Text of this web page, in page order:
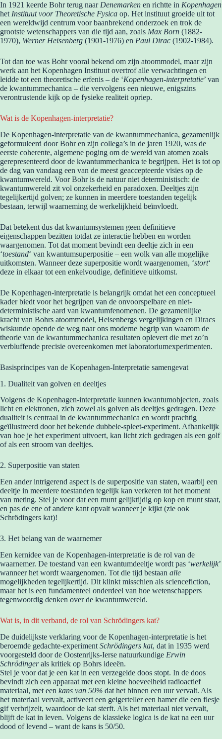
In 1921 keerde Bohr terug naar Denemarken en richtte in Kopenhagen
het Instituut voor Theoretische Fysica op. Het instituut groeide uit tot
een wereldwijd centrum voor baanbrekend onderzoek en trok de
grootste wetenschappers van die tijd aan, zoals Max Born (1882-
1970), Werner Heisenberg (1901-1976) en Paul Dirac (1902-1984).
Tot dan toe was Bohr vooral bekend om zijn atoommodel, maar zijn
werk aan het Kopenhagen Instituut overtrof alle verwachtingen en
leidde tot een theoretische erfenis – de ‘Kopenhagen-interpretatie’ van
de kwantummechanica – die vervolgens een nieuwe, enigszins
verontrustende kijk op de fysieke realiteit opriep.
Wat is de Kopenhagen-interpretatie?
De Kopenhagen-interpretatie van de kwantummechanica, gezamenlijk
geformuleerd door Bohr en zijn collega’s in de jaren 1920, was de
eerste coherente, algemene poging om de wereld van atomen zoals
gerepresenteerd door de kwantummechanica te begrijpen. Het is tot op
de dag van vandaag een van de meest geaccepteerde visies op de
kwantumwereld. Voor Bohr is de natuur niet deterministisch: de
kwantumwereld zit vol onzekerheid en paradoxen. Deeltjes zijn
tegelijkertijd golven; ze kunnen in meerdere toestanden tegelijk
bestaan, terwijl waarneming de werkelijkheid beïnvloedt.
Dat betekent dus dat kwantumsystemen geen definitieve
eigenschappen bezitten totdat ze interactie hebben en worden
waargenomen. Tot dat moment bevindt een deeltje zich in een
‘toestand‘ van kwantumsuperpositie – een wolk van alle mogelijke
uitkomsten. Wanneer deze superpositie wordt waargenomen, ‘stort‘
deze in elkaar tot een enkelvoudige, definitieve uitkomst.
De Kopenhagen-interpretatie is belangrijk omdat het een conceptueel
kader biedt voor het begrijpen van de onvoorspelbare en niet-
deterministische aard van kwantumfenomenen. De gezamenlijke
kracht van Bohrs atoommodel, Heisenbergs vergelijkingen en Diracs
wiskunde opende de weg naar ons moderne begrip van waarom de
theorie van de kwantummechanica resultaten oplevert die met zo’n
verbluffende precisie overeenkomen met laboratoriumexperimenten.
Basisprincipes van de Kopenhagen-Interpretatie samengevat
1. Dualiteit van golven en deeltjes
Volgens de Kopenhagen-interpretatie kunnen kwantumobjecten, zoals
licht en elektronen, zich zowel als golven als deeltjes gedragen. Deze
dualiteit is centraal in de kwantummechanica en wordt prachtig
geïllustreerd door het bekende dubbele-spleet-experiment. Afhankelijk
van hoe je het experiment uitvoert, kan licht zich gedragen als een golf
of als een stroom van deeltjes.
2. Superpositie van staten
Een ander intrigerend aspect is de superpositie van staten, waarbij een
deeltje in meerdere toestanden tegelijk kan verkeren tot het moment
van meting. Stel je voor dat een munt gelijktijdig op kop en munt staat,
en pas de ene of andere kant opvalt wanneer je kijkt (zie ook
Schrödingers kat)!
3. Het belang van de waarnemer
Een kernidee van de Kopenhagen-interpretatie is de rol van de
waarnemer. De toestand van een kwantumdeeltje wordt pas ‘werkelijk’
wanneer het wordt waargenomen. Tot die tijd bestaan alle
mogelijkheden tegelijkertijd. Dit klinkt misschien als sciencefiction,
maar het is een fundamenteel onderdeel van hoe wetenschappers
tegenwoordig denken over de kwantumwereld.
Wat is, in dit verband, de rol van Schrödingers kat?
De duidelijkste verklaring voor de Kopenhagen-interpretatie is het
beroemde gedachte-experiment Schrödingers kat, dat in 1935 werd
voorgesteld door de Oostenrijks-Ierse natuurkundige Erwin
Schrödingerals kritiek op Bohrs ideeën.
Stel je voor dat je een kat in een verzegelde doos stopt. In de doos
bevindt zich een apparaat met een kleine hoeveelheid radioactief
materiaal, met een kans van 50% dat het binnen een uur vervalt. Als
het materiaal vervalt, activeert een geigerteller een hamer die een flesje
gif verbrijzelt, waardoor de kat sterft. Als het materiaal niet vervalt,
blijft de kat in leven. Volgens de klassieke logica is de kat na een uur
dood of levend – want de kans is 50/50.